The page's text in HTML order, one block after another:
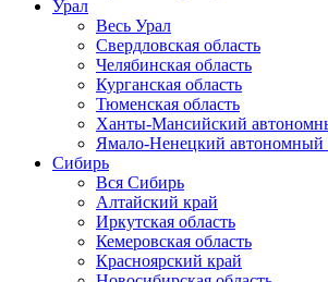
Урал
Весь Урал
Свердловская область
Челябинская область
Курганская область
Тюменская область
Ханты-Мансийский
Ямало-Ненецкий автономный
Сибирь
Вся Сибирь
Алтайский край
Иркутская область
Кемеровская область
Красноярский край